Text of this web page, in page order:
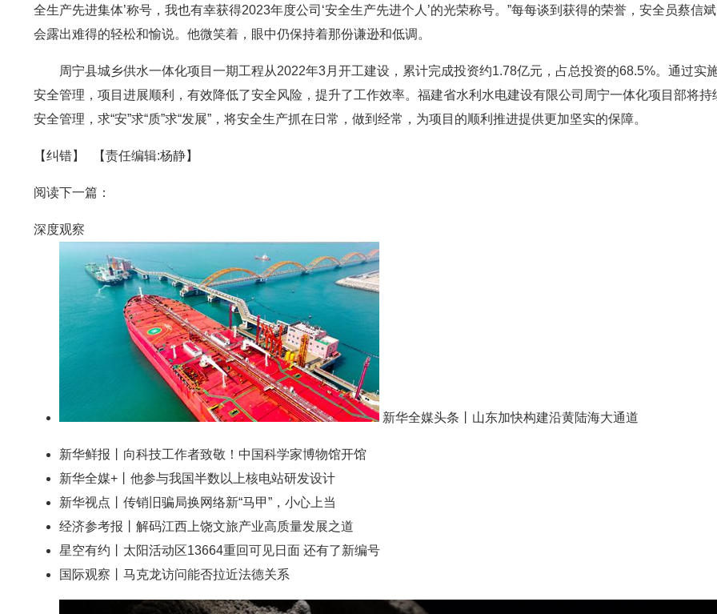
全生产先进集体’称号，我也有幸获得2023年度公司‘安全生产先进个人’的光荣称号。”每每谈到获得的荣誉，安全员蔡信
会露出难得的轻松和愉说。他微笑着，眼中仍保持着那份谦逊和低调。
周宁县城乡供水一体化项目一期工程从2022年3月开工建设，累计完成投资约1.78亿元，占总投资的68.5%。通过实
安全管理，项目进展顺利，有效降低了安全风险，提升了工作效率。福建省水利水电建设有限公司周宁一体化项目部将持
安全管理，求“安”求“质”求“发展”，将安全生产抓在日常，做到经常，为项目的顺利推进提供更加坚实的保障。
【纠错】 【责任编辑:杨静】
阅读下一篇：
深度观察
新华全媒头条丨山东加快构建沿黄陆海大通道
新华鲜报丨向科技工作者致敬！中国科学家博物馆开馆
新华全媒+丨他参与我国半数以上核电站研发设计
新华视点丨传销旧骗局换网络新“马甲”，小心上当
经济参考报丨解码江西上饶文旅产业高质量发展之道
星空有约丨太阳活动区13664重回可见日面 还有了新编号
国际观察丨马克龙访问能否拉近法德关系